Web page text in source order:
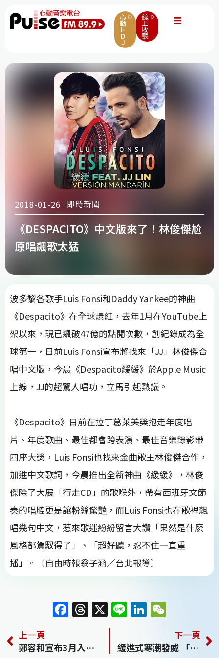
心
動
i-
D
J
線
上
收
聽
2018-01-26 即時新聞
《DESPACITO》中文版來了！林俊傑尬
原唱飆歌太猛
波多黎各歌手Luis Fonsi和Daddy Yankee的神曲
《Despacito》在全球爆紅，去年1月在YouTube上
架以來，現已飆破47億的點閱次數，創紀錄成為全
球第一，日前Luis Fonsi宣布將找來「JJ」林俊傑合
唱中文版，今晨《Despacito緩緩》於Apple Music
上線，JJ的超驚人唱功，立馬引起熱議。
《Despacito》日前在拉丁葛萊美獎抱走年度唱
片、年度歌曲、最佳都會跨表演、最佳音樂錄影帶
四座大獎，Luis Fonsi也找來金曲歌王林俊傑合作，
加進中文歌詞，今晨推出全新神曲《緩緩》，林俊
傑除了大展「行走CD」的歌喉外，帶有西班牙文節
奏的唱腔更是讓粉絲驚豔，而Luis Fonsi也在歌裡飆
唱幾句中文，惹來歌迷紛紛留言大讚「果然是什麽
風格都駕馭得了」、「超好聽，忍不住一直重
播」。〔自由時報翁子涵／台北報導〕
F
a
c
T
h
X Li
n
e
Li
n
k C
上一頁
鄭容和宣布3月入伍 台灣活動確定取消
下一頁
緩進式寒潮發威 「冰凍炸彈」今起連3波